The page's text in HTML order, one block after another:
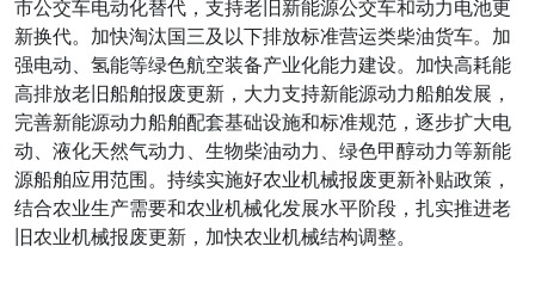
市公交车电动化替代，支持老旧新能源公交车和动力电池更
新换代。加快淘汰国三及以下排放标准营运类柴油货车。加
强电动、氢能等绿色航空装备产业化能力建设。加快高耗能
高排放老旧船舶报废更新，大力支持新能源动力船舶发展，
完善新能源动力船舶配套基础设施和标准规范，逐步扩大电
动、液化天然气动力、生物柴油动力、绿色甲醇动力等新能
源船舶应用范围。持续实施好农业机械报废更新补贴政策，
结合农业生产需要和农业机械化发展水平阶段，扎实推进老
旧农业机械报废更新，加快农业机械结构调整。